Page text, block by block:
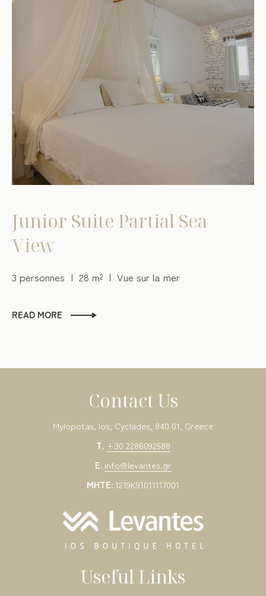
Junior Suite Partial Sea
View
3 personnes 28 m² Vue sur la mer
READ MORE
Contact Us
Mylopotas, Ios, Cyclades, 840 01, Greece
T. +30 2286092588
E. info@levantes.gr
MHTE: 1219K91011117001
Useful Links